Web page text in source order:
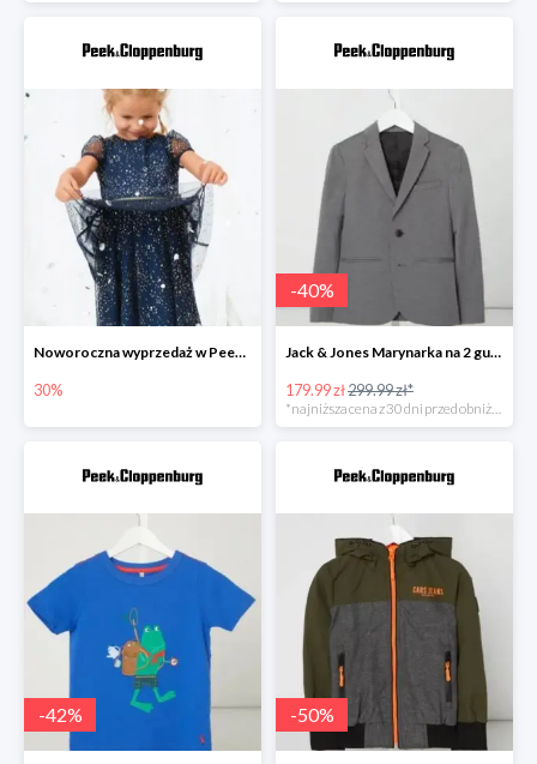
Noworoczna wyprzedaż w Peek&Cloppenburg do -30%
30%
-40%
Jack & Jones Marynarka na 2 guziki z ozdobnymi wypustkami model ‘Steven’ -40%
179.99 zł299.99 zł*
-42% -50%